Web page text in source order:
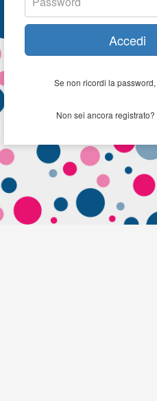
Accedi
Se non ricordi la password,
Non sei ancora registrato?